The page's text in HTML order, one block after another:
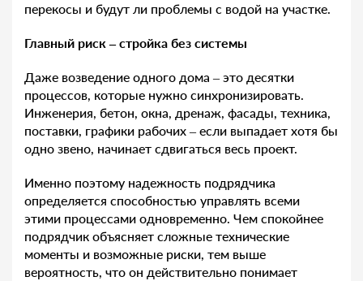
перекосы и будут ли проблемы с водой на участке.
Главный риск – стройка без системы
Даже возведение одного дома – это десятки
процессов, которые нужно синхронизировать.
Инженерия, бетон, окна, дренаж, фасады, техника,
поставки, графики рабочих – если выпадает хотя бы
одно звено, начинает сдвигаться весь проект.
Именно поэтому надежность подрядчика
определяется способностью управлять всеми
этими процессами одновременно. Чем спокойнее
подрядчик объясняет сложные технические
моменты и возможные риски, тем выше
вероятность, что он действительно понимает